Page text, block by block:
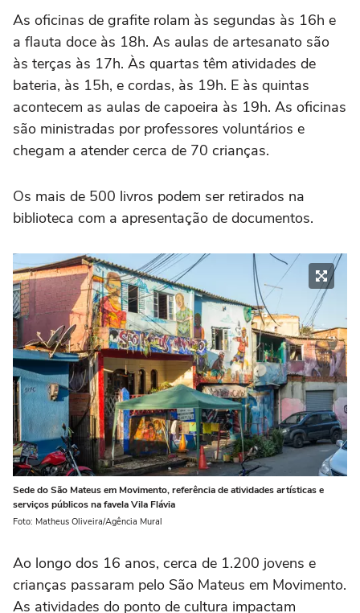
As oficinas de grafite rolam às segundas às 16h e
a flauta doce às 18h. As aulas de artesanato são
às terças às 17h. Às quartas têm atividades de
bateria, às 15h, e cordas, às 19h. E às quintas
acontecem as aulas de capoeira às 19h. As oficinas
são ministradas por professores voluntários e
chegam a atender cerca de 70 crianças.
Os mais de 500 livros podem ser retirados na
biblioteca com a apresentação de documentos.
Sede do São Mateus em Movimento, referência de atividades artísticas e
serviços públicos na favela Vila Flávia
Foto: Matheus Oliveira/Agência Mural
Ao longo dos 16 anos, cerca de 1.200 jovens e
crianças passaram pelo São Mateus em Movimento.
As atividades do ponto de cultura impactam